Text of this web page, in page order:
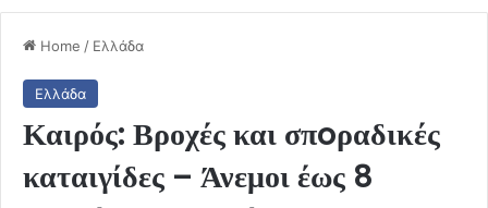
Home / Ελλάδα
Ελλάδα
Καιρός: Βροχές και σπoραδικές
καταιγίδες – Άνεμοι έως 8